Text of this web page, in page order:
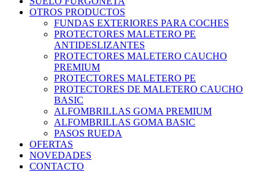
OTROS PRODUCTOS
FUNDAS EXTERIORES PARA COCHES
PROTECTORES MALETERO PE
ANTIDESLIZANTES
PROTECTORES MALETERO CAUCHO
PREMIUM
PROTECTORES MALETERO PE
PROTECTORES DE MALETERO CAUCHO
BASIC
ALFOMBRILLAS GOMA PREMIUM
ALFOMBRILLAS GOMA BASIC
PASOS RUEDA
OFERTAS
NOVEDADES
CONTACTO